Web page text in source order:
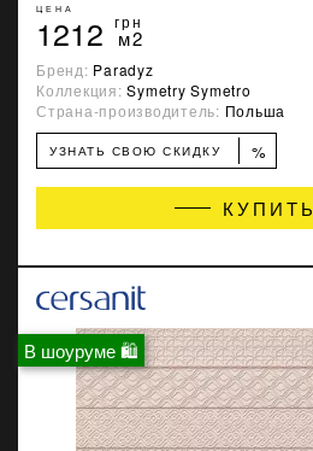
ЦЕНА
1212 грн
м2
Бренд: Paradyz
Коллекция:Symetry Symetro
Страна-производитель: Польша
УЗНАТЬ СВОЮ СКИДКУ %
КУПИТЬ
В шоуруме 🛍